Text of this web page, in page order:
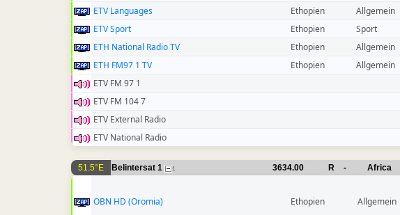
ETV Languages
Ethopien Allgemein
ETV Sport
Ethopien Sport
ETH National Radio TV
Ethopien Allgemein
ETH FM97 1 TV
Ethopien Allgemein
ETV FM 97 1
ETV FM 104 7
ETV External Radio
ETV National Radio
51.5°E Belintersat 1 1 3634.00 R - Africa
OBN HD (Oromia) Ethopien Allgemein